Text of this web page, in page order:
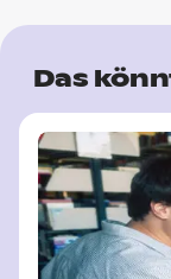
Das